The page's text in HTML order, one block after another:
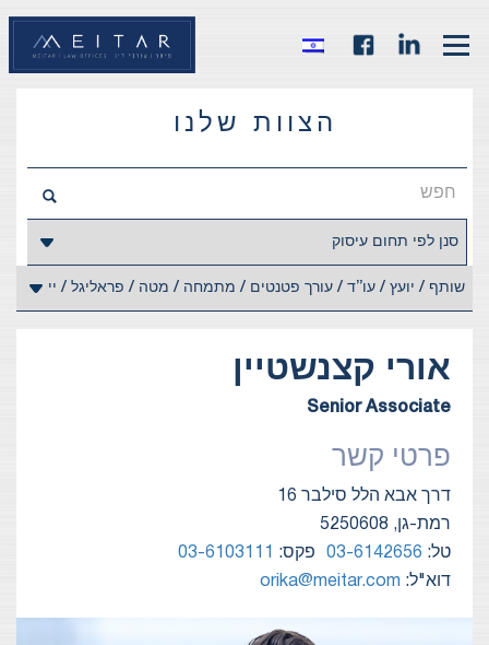
הצוות שלנו
אורי קצנשטיין
Senior Associate
פרטי קשר
דרך אבא הלל סילבר 16
רמת-גן, 5250608
טל: 03-6142656 פקס:
03-6103111
דוא"ל: orika@meitar.com